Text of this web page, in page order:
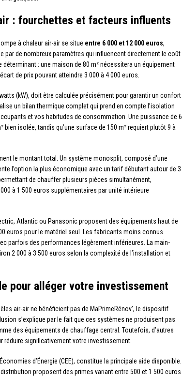
: fourchettes et facteurs influents
à chaleur air-air se situe entre 6 000 et 12 000 euros,
par de nombreux paramètres qui influencent directement le coût
: une maison de 80 m² nécessitera un équipement
de prix pouvant atteindre 3 000 à 4 000 euros.
(kW), doit être calculée précisément pour garantir un confort
un bilan thermique complet qui prend en compte l’isolation
et vos habitudes de consommation. Une puissance de 6
isolée, tandis qu’une surface de 150 m² requiert plutôt 9 à
le montant total. Un système monosplit, composé d’une
l’option la plus économique avec un tarif débutant autour de 3
de chauffer plusieurs pièces simultanément,
à 1 500 euros supplémentaires par unité intérieure
Atlantic ou Panasonic proposent des équipements haut de
euros pour le matériel seul. Les fabricants moins connus
parfois des performances légèrement inférieures. La main-
2 000 à 3 500 euros selon la complexité de l’installation et
pour alléger votre investissement
air-air ne bénéficient pas de MaPrimeRénov’, le dispositif
s’explique par le fait que ces systèmes ne produisent pas
des équipements de chauffage central. Toutefois, d’autres
significativement votre investissement.
d’Énergie (CEE), constitue la principale aide disponible.
proposent des primes variant entre 500 et 1 500 euros